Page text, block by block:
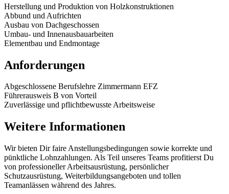
Herstellung und Produktion von Holzkonstruktionen
Abbund und Aufrichten
Ausbau von Dachgeschossen
Umbau- und Innenausbauarbeiten
Elementbau und Endmontage
Anforderungen
Abgeschlossene Berufslehre Zimmermann EFZ
Führerausweis B von Vorteil
Zuverlässige und pflichtbewusste Arbeitsweise
Weitere Informationen
Wir bieten Dir faire Anstellungsbedingungen sowie korrekte und
pünktliche Lohnzahlungen. Als Teil unseres Teams profitierst Du
von professioneller Arbeitsausrüstung, persönlicher
Schutzausrüstung, Weiterbildungsangeboten und tollen
Teamanlässen während des Jahres.